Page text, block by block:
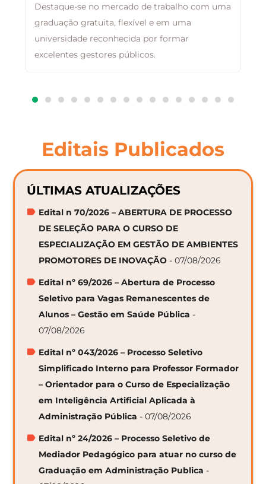
Destaque-se no mercado de trabalho com uma
graduação gratuita, flexível e em uma
universidade reconhecida por formar
excelentes gestores públicos.
Editais Publicados
ÚLTIMAS ATUALIZAÇÕES
Edital n 70/2026 – ABERTURA DE PROCESSO
DE SELEÇÃO PARA O CURSO DE
ESPECIALIZAÇÃO EM GESTÃO DE AMBIENTES
PROMOTORES DE INOVAÇÃO - 07/08/2026
Edital nº 69/2026 – Abertura de Processo
Seletivo para Vagas Remanescentes de
Alunos – Gestão em Saúde Pública -
07/08/2026
Edital nº 043/2026 – Processo Seletivo
Simplificado Interno para Professor Formador
– Orientador para o Curso de Especialização
em Inteligência Artificial Aplicada à
Administração Pública - 07/08/2026
Edital nº 24/2026 – Processo Seletivo de
Mediador Pedagógico para atuar no curso de
Graduação em Administração Publica -